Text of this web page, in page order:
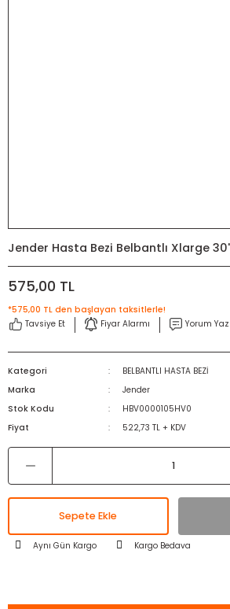
Jender Hasta Bezi Belbantlı Xlarge
575,00 TL
*575,00 TL den başlayan taksitlerle!
Tavsiye Et
Fiyar Alarmı Yorum Yaz
Kategori
BELBANTLI HASTA BEZİ
Marka
Jender
Stok Kodu
HBV0000105HV0
Fiyat
522,73 TL + KDV
Sepete Ekle
Aynı Gün Kargo Kargo Bedava